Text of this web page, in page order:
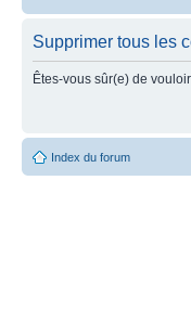
Supprimer tous les
Êtes-vous sûr(e) de
Index du forum